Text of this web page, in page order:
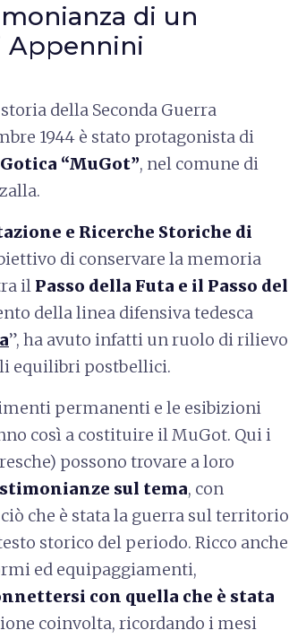
di un
Appennini
della Seconda Guerra
1944 è stato protagonista di
“MuGot”, nel comune di
e Ricerche Storiche di
di conservare la memoria
il Passo della Futa e il Passo del
della linea difensiva tedesca
”, ha avuto infatti un ruolo di rilievo
equilibri postbellici.
permanenti e le esibizioni
così a costituire il MuGot. Qui i
possono trovare a loro
sul tema, con
che è stata la guerra sul territorio
storico del periodo. Ricco anche
ed equipaggiamenti,
con quella che è stata
coinvolta, ricordando i mesi